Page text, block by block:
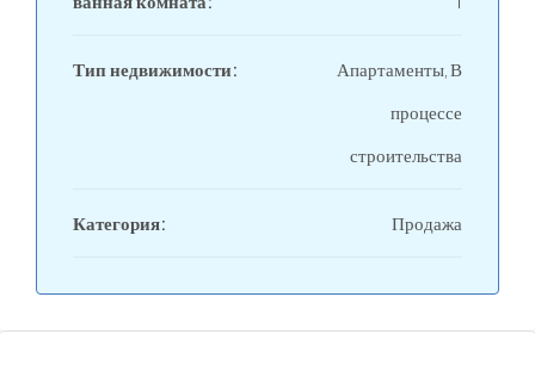
Тип недвижимости:
Апартаменты, В
процессе
строительства
Категория: Продажа